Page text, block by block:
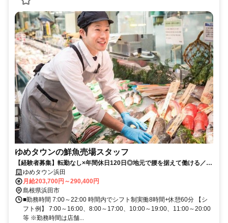
ゆめタウンの鮮魚売場スタッフ
【経験者募集】転勤なし×年間休日120日◎地元で腰を据えて働ける／市
場対応なし
ゆめタウン浜田
月給203,700円～290,400円
島根県浜田市
■勤務時間 7:00～22:00 時間内でシフト制実働8時間+休憩60分 【シ
フト例】 7:00～16:00、8:00～17:00、10:00～19:00、11:00～20:00
等 ※勤務時間は店舗...